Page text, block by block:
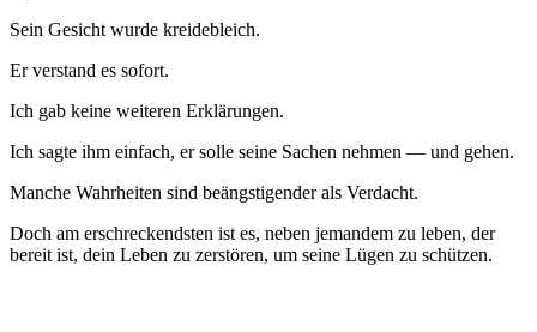
Sein Gesicht wurde kreidebleich.
Er verstand es sofort.
Ich gab keine weiteren Erklärungen.
Ich sagte ihm einfach, er solle seine Sachen nehmen — und gehen.
Manche Wahrheiten sind beängstigender als Verdacht.
Doch am erschreckendsten ist es, neben jemandem zu leben, der
bereit ist, dein Leben zu zerstören, um seine Lügen zu schützen.